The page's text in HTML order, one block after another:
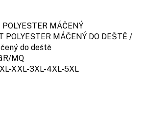
POLYESTER MÁČENÝ
POLYESTER MÁČENÝ DO DEŠTĚ /
do deště
MQ
XXL-3XL-4XL-5XL